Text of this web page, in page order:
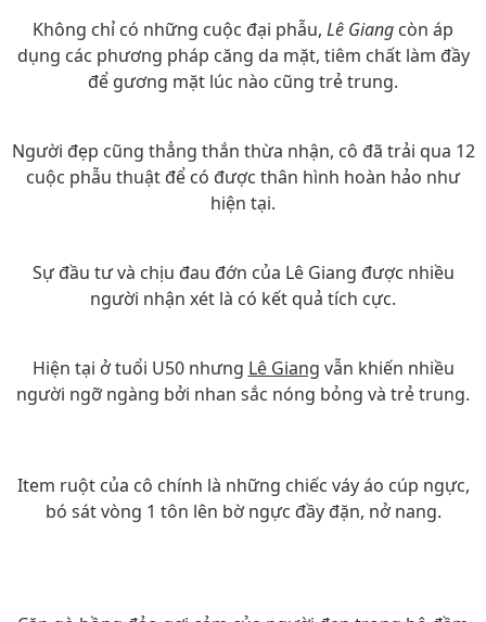
Không chỉ có những cuộc đại phẫu, Lê Giang còn áp
dụng các phương pháp căng da mặt, tiêm chất làm đầy
để gương mặt lúc nào cũng trẻ trung.
Người đẹp cũng thẳng thắn thừa nhận, cô đã trải qua 12
cuộc phẫu thuật để có được thân hình hoàn hảo như
hiện tại.
Sự đầu tư và chịu đau đớn của Lê Giang được nhiều
người nhận xét là có kết quả tích cực.
Hiện tại ở tuổi U50 nhưng Lê Giang vẫn khiến nhiều
người ngỡ ngàng bởi nhan sắc nóng bỏng và trẻ trung.
Item ruột của cô chính là những chiếc váy áo cúp ngực,
bó sát vòng 1 tôn lên bờ ngực đầy đặn, nở nang.